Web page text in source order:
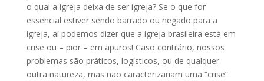
o qual a igreja deixa de ser igreja? Se o que for
essencial estiver sendo barrado ou negado para a
igreja, aí podemos dizer que a igreja brasileira está em
crise ou – pior – em apuros! Caso contrário, nossos
problemas são práticos, logísticos, ou de qualquer
outra natureza, mas não caracterizariam uma “crise”